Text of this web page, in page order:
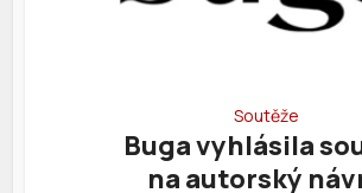
Soutěže
Buga vyhlásila
na autorský